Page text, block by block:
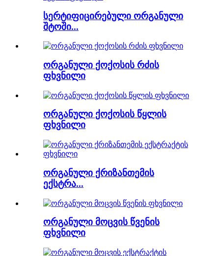
სერტიფიცირებული ორგანული
შტოში...
ორგანული ქოქოსის რძის
ფხვნილი
ორგანული ქოქოსის წყლის
ფხვნილი
ორგანული ქრიზანთემის
ექსტრა...
ორგანული მოცვის წვენის
ფხვნილი